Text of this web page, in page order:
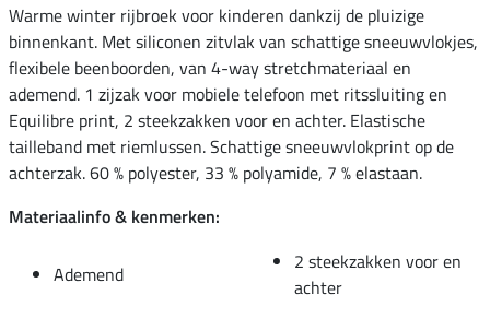
Warme winter rijbroek voor kinderen dankzij de pluizige
binnenkant. Met siliconen zitvlak van schattige sneeuwvlokjes,
flexibele beenboorden, van 4-way stretchmateriaal en
ademend. 1 zijzak voor mobiele telefoon met ritssluiting en
Equilibre print, 2 steekzakken voor en achter. Elastische
tailleband met riemlussen. Schattige sneeuwvlokprint op de
achterzak. 60 % polyester, 33 % polyamide, 7 % elastaan.
Materiaalinfo & kenmerken:
Ademend
2 steekzakken voor en
achter